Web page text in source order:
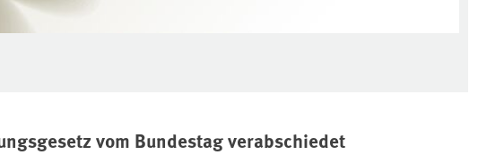
vom Bundestag verabschiedet